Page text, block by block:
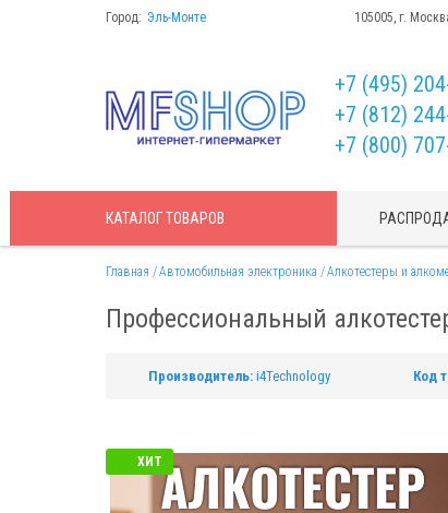
Город: Эль-Монте 105005, г.
+7 (495)
+7 (812)
+7 (800)
КАТАЛОГТОВАРОВ
Главная Автомобильная электроника Алкотестеры и
Профессиональный
Производитель: i4Technology Код
ХИТ